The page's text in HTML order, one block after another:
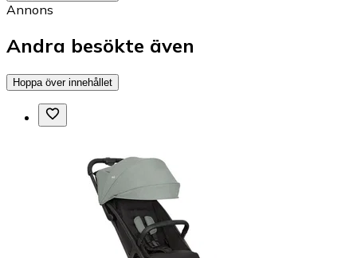
Annons
Andra besökte även
Hoppa över innehållet